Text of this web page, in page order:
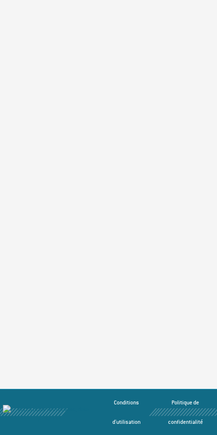
Conditions
d'utilisation
Politique de
confidentialité